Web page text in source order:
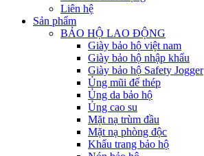
Liên hệ
Sản phẩm
BẢO HỘ LAO ĐỘNG
Giày bảo hộ việt nam
Giày bảo hộ nhập khẩu
Giày bảo hộ Safety Jogger
Ủng mũi đế thép
Ủng da bảo hộ
Ủng cao su
Mặt nạ trùm đầu
Mặt nạ phòng độc
Khẩu trang bảo hộ